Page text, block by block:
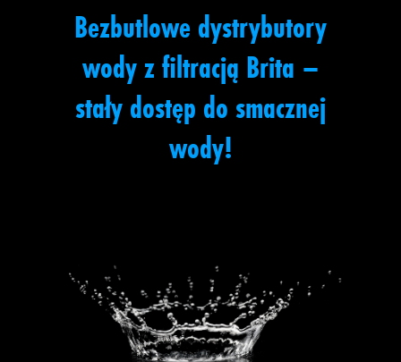
Bezbutlowe dystrybutory
wody z filtracją Brita –
stały dostęp do smacznej
wody!